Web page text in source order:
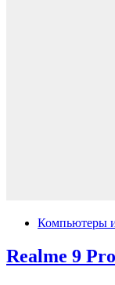
Компьютеры
Realme 9